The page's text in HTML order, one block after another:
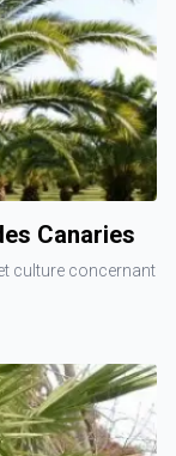
Canaries
culture concernant